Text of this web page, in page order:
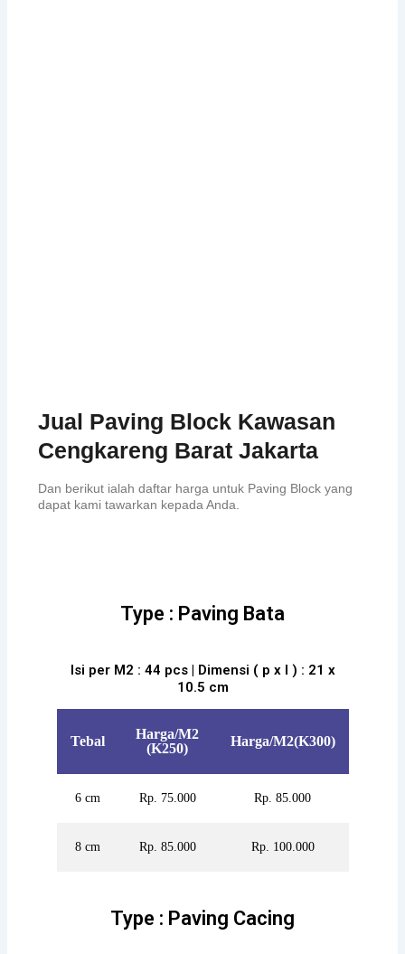
Jual Paving Block Kawasan
Cengkareng Barat Jakarta
Dan berikut ialah daftar harga untuk Paving Block yang
dapat kami tawarkan kepada Anda.
Type : Paving Bata
Isi per M2 : 44 pcs | Dimensi ( p x l ) : 21 x
10.5 cm
Tebal
Harga/M2
(K250)
Harga/M2(K300)
6 cm Rp. 75.000 Rp. 85.000
8 cm Rp. 85.000 Rp. 100.000
Type : Paving Cacing